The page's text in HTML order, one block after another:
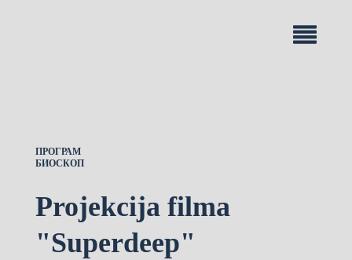
ПРОГРАМ
БИОСКОП
Projekcija filma
"Superdeep"